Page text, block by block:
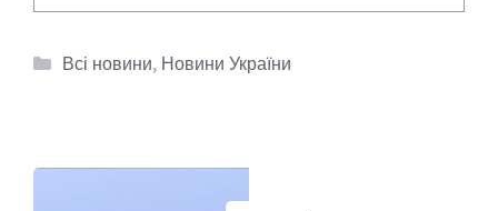
Категорії
Всі новини, Новини України